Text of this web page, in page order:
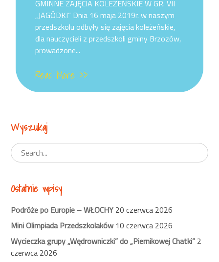
on
GMINNE ZAJĘCIA KOLEŻEŃSKIE W GR. VII
„JAGÓDKI” Dnia 16 maja 2019r. w naszym
przedszkolu odbyły się zajęcia koleżeńskie,
dla nauczycieli z przedszkoli gminy Brzozów,
prowadzone...
Read More >>
Wyszukaj
Ostatnie wpisy
Podróże po Europie – WŁOCHY20 czerwca 2026
Mini Olimpiada Przedszkolaków10 czerwca 2026
Wycieczka grupy „Wędrowniczki” do „Piernikowej Chatki” 2
czerwca 2026